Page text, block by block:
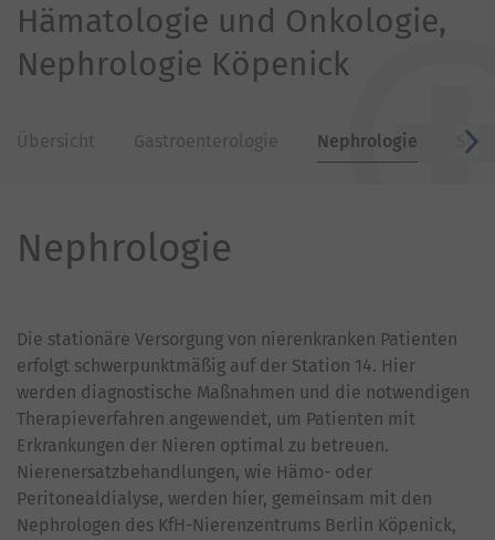
Hämatologie und Onkologie,
Nephrologie Köpenick
Übersicht Gastroenterologie Nephrologie
Nephrologie
Die stationäre Versorgung von nierenkranken Patienten
erfolgt schwerpunktmäßig auf der Station 14. Hier
werden diagnostische Maßnahmen und die notwendigen
Therapieverfahren angewendet, um Patienten mit
Erkrankungen der Nieren optimal zu betreuen.
Nierenersatzbehandlungen, wie Hämo- oder
Peritonealdialyse, werden hier, gemeinsam mit den
Nephrologen des KfH-Nierenzentrums Berlin Köpenick,